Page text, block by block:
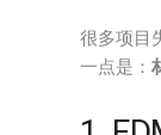
很多项目
一点是：